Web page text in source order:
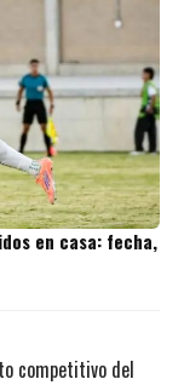
en casa: fecha,
competitivo del